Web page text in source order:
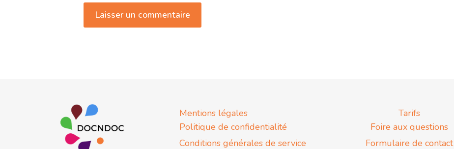
Mentions légales
Politique de confidentialité
Conditions générales de service
Tarifs
Foire aux questions
Formulaire de contact